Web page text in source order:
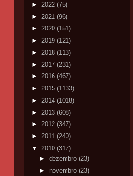
► 2022 (75)
► 2021 (96)
► 2020 (151)
► 2019 (121)
► 2018 (113)
► 2017 (231)
► 2016 (467)
► 2015 (1133)
► 2014 (1018)
► 2013 (608)
► 2012 (347)
► 2011 (240)
▼ 2010 (317)
► dezembro (23)
► novembro (23)